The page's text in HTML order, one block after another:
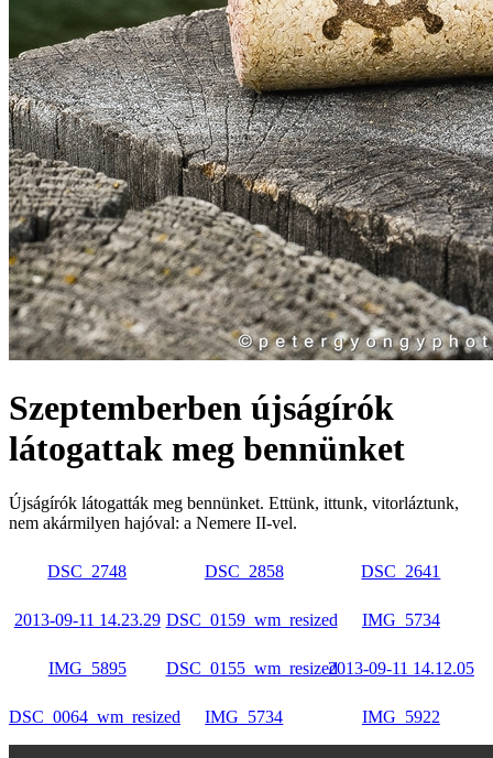
Szeptemberben újságírók
látogattak meg bennünket
Újságírók látogatták meg bennünket. Ettünk, ittunk, vitorláztunk,
nem akármilyen hajóval: a Nemere II-vel.
DSC_2748 DSC_2858 DSC_2641
2013-09-11 14.23.29 DSC_0159_wm_resized IMG_5734
IMG_5895 DSC_0155_wm_resized2013-09-11 14.12.05
DSC_0064_wm_resized IMG_5734 IMG_5922